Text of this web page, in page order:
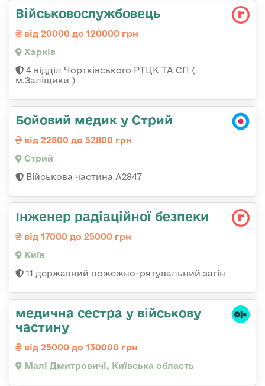
Військовослужбовець
від 20000 до 120000 грн
Харків
4 відділ Чортківського РТЦК ТА СП (
м.Заліщики )
Бойовий медик у Стрий
від 22800 до 52800 грн
Стрий
Військова частина А2847
Інженер радіаційної безпеки
від 17000 до 25000 грн
Київ
11 державний пожежно-рятувальний загін
медична сестра у військову
частину
від 25000 до 130000 грн
Малі Дмитровичі, Київська область